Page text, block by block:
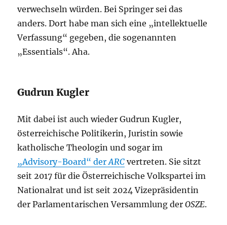
verwechseln würden. Bei Springer sei das
anders. Dort habe man sich eine „intellektuelle
Verfassung“ gegeben, die sogenannten
„Essentials“. Aha.
Gudrun Kugler
Mit dabei ist auch wieder Gudrun Kugler,
österreichische Politikerin, Juristin sowie
katholische Theologin und sogar im
„Advisory-Board“ derARC vertreten. Sie sitzt
seit 2017 für die Österreichische Volkspartei im
Nationalrat und ist seit 2024 Vizepräsidentin
der Parlamentarischen Versammlung derOSZE.